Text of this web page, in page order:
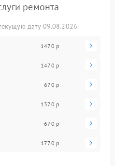
ремонта
дату 09.08.2026
1470 р
1470 р
670 р
1370 р
670 р
1770 р